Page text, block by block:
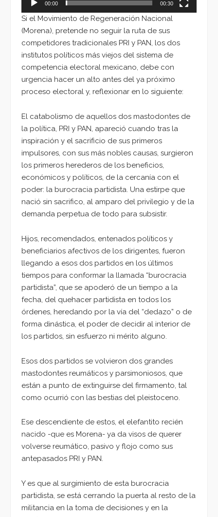
00:00 00:30
Si el Movimiento de Regeneración Nacional
(Morena), pretende no seguir la ruta de sus
competidores tradicionales PRI y PAN, los dos
institutos políticos más viejos del sistema de
competencia electoral mexicano, debe con
urgencia hacer un alto antes del ya próximo
proceso electoral y, reflexionar en lo siguiente:
El catabolismo de aquellos dos mastodontes de
la política, PRI y PAN, apareció cuando tras la
inspiración y el sacrificio de sus primeros
impulsores, con sus más nobles causas, surgieron
los primeros herederos de los beneficios,
económicos y políticos, de la cercanía con el
poder: la burocracia partidista. Una estirpe que
nació sin sacrifico, al amparo del privilegio y de la
demanda perpetua de todo para subsistir.
Hijos, recomendados, entenados políticos y
beneficiarios afectivos de los dirigentes, fueron
llegando a esos dos partidos en los últimos
tiempos para conformar la llamada “burocracia
partidista”, que se apoderó de un tiempo a la
fecha, del quehacer partidista en todos los
órdenes, heredando por la vía del “dedazo” o de
forma dinástica, el poder de decidir al interior de
los partidos, sin esfuerzo ni mérito alguno.
Esos dos partidos se volvieron dos grandes
mastodontes reumáticos y parsimoniosos, que
están a punto de extinguirse del firmamento, tal
como ocurrió con las bestias del pleistoceno.
Ese descendiente de estos, el elefantito recién
nacido -que es Morena- ya da visos de querer
volverse reumático, pasivo y flojo como sus
antepasados PRI y PAN.
Y es que al surgimiento de esta burocracia
partidista, se está cerrando la puerta al resto de la
militancia en la toma de decisiones y en la